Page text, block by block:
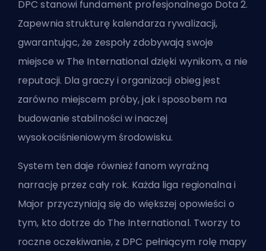
DPC stanowi fundament profesjonalnego Dota 2.
Zapewnia strukturę kalendarza rywalizacji,
gwarantując, że zespoły zdobywają swoje
miejsce w The International dzięki wynikom, a nie
reputacji. Dla graczy i organizacji obieg jest
zarówno miejscem próby, jak i sposobem na
budowanie stabilności w inaczej
wysokociśnieniowym środowisku.
System ten daje również fanom wyraźną
narrację przez cały rok. Każda liga regionalna i
Major przyczyniają się do większej opowieści o
tym, kto dotrze do The International. Tworzy to
roczne oczekiwanie, z DPC pełniącym rolę mapy